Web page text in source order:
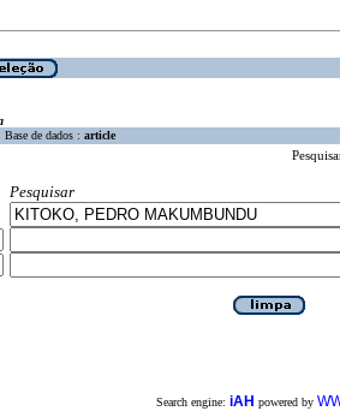
Base de dados : article
Pesquisar
Search engine: iAH powered by